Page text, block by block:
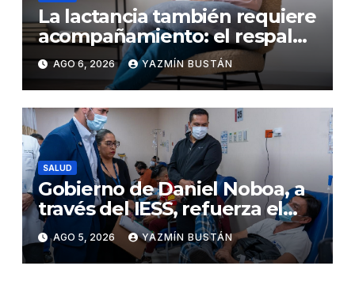
La lactancia también requiere
acompañamiento: el respaldo
que necesitan la madre y el
bebé
AGO 6, 2026 YAZMÍN BUSTÁN
SALUD
Gobierno de Daniel Noboa, a
través del IESS, refuerza el
abastecimiento de insulina
en 86 establecimientos de
salud
AGO 5, 2026 YAZMÍN BUSTÁN